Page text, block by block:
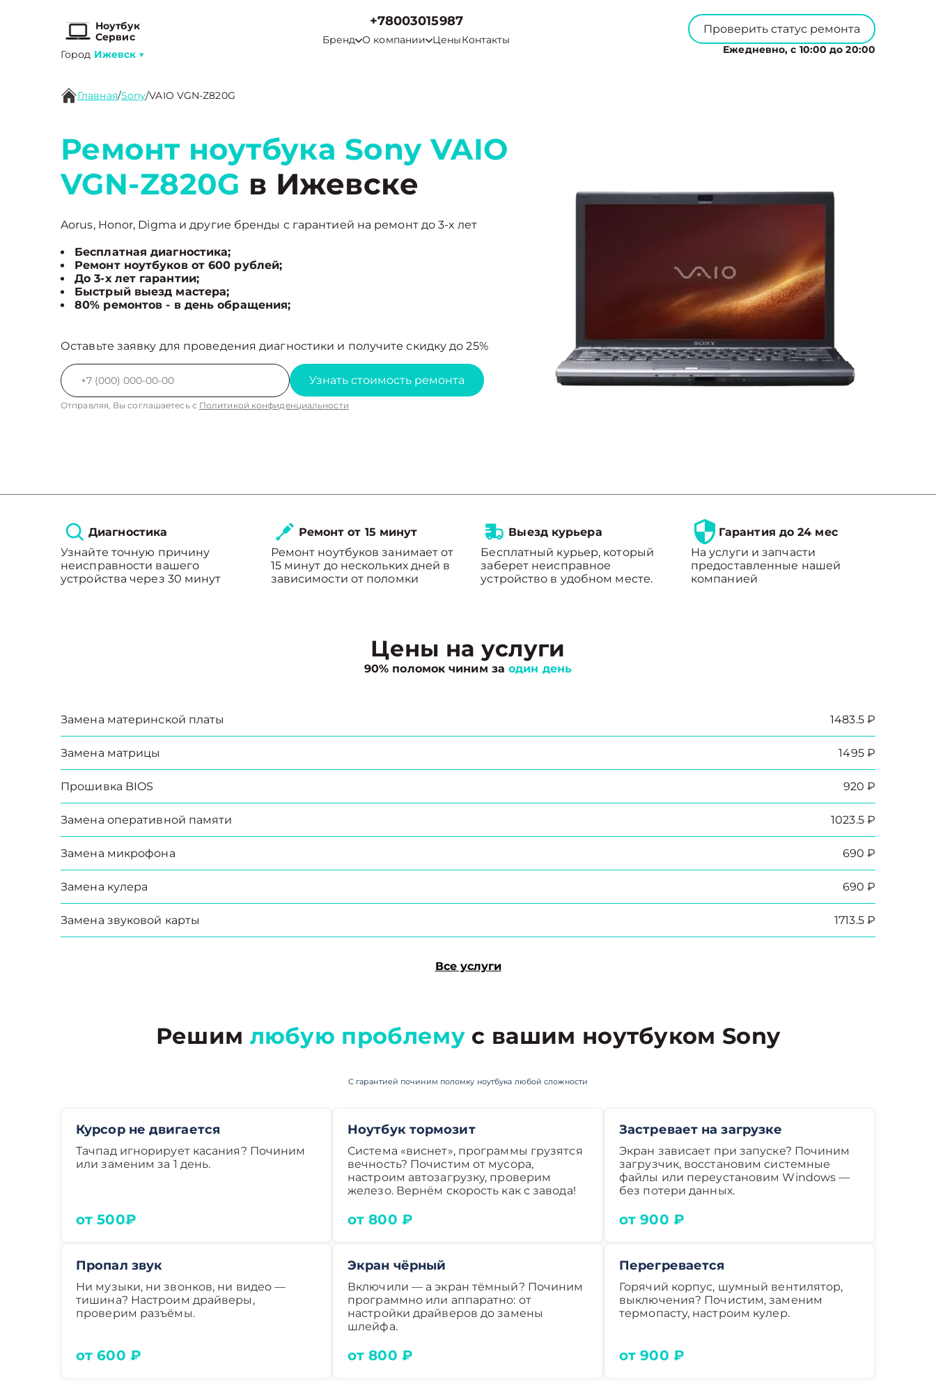
Ноутбук
Сервис
Город Ижевск ▼
+78003015987
Бренд О компании ЦеныКонтакты
Проверить статус ремонта
Ежедневно, с 10:00 до 20:00
Главная/Sony/VAIO VGN-Z820G
Ремонт ноутбука Sony VAIO
VGN-Z820G в Ижевске
Aorus, Honor, Digma и другие бренды с гарантией на ремонт до 3-х лет
Бесплатная диагностика;
Ремонт ноутбуков от 600 рублей;
До 3-х лет гарантии;
Быстрый выезд мастера;
80% ремонтов - в день обращения;
Оставьте заявку для проведения диагностики и получите скидку до 25%
Узнать стоимость ремонта
Отправляя, Вы соглашаетесь с Политикой конфиденциальности
Диагностика
Узнайте точную причину
неисправности вашего
устройства через 30 минут
Ремонт от 15 минут
Ремонт ноутбуков занимает от
15 минут до нескольких дней в
зависимости от поломки
Выезд курьера
Бесплатный курьер, который
заберет неисправное
устройство в удобном месте.
Гарантия до 24 мес
На услуги и запчасти
предоставленные нашей
компанией
Цены на услуги
90% поломок чиним заодин день
Замена материнской платы 1483.5 ₽
Замена матрицы 1495 ₽
Прошивка BIOS 920 ₽
Замена оперативной памяти 1023.5 ₽
Замена микрофона 690 ₽
Замена кулера 690 ₽
Замена звуковой карты 1713.5 ₽
Все услуги
Решим любую проблему с вашим ноутбуком Sony
С гарантией починим поломку ноутбука любой сложности
Курсор не двигается
Тачпад игнорирует касания? Починим
или заменим за 1 день.
от 500₽
Ноутбук тормозит
Система «виснет», программы грузятся
вечность? Почистим от мусора,
настроим автозагрузку, проверим
железо. Вернём скорость как с завода!
от 800 ₽
Застревает на загрузке
Экран зависает при запуске? Починим
загрузчик, восстановим системные
файлы или переустановим Windows —
без потери данных.
от 900 ₽
Пропал звук
Ни музыки, ни звонков, ни видео —
тишина? Настроим драйверы,
проверим разъёмы.
от 600 ₽
Экран чёрный
Включили — а экран тёмный? Починим
программно или аппаратно: от
настройки драйверов до замены
шлейфа.
от 800 ₽
Перегревается
Горячий корпус, шумный вентилятор,
выключения? Почистим, заменим
термопасту, настроим кулер.
от 900 ₽